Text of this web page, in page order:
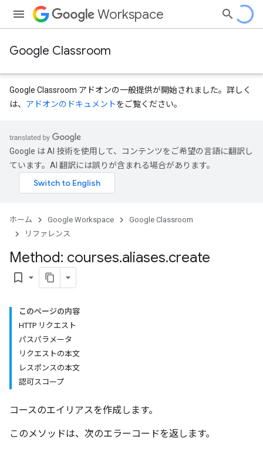
Workspace
Google Classroom
Google Classroom アドオンの一般提供が開始されました。詳しく
は、 アドオンのドキュメントをご覧ください。
Google は AI 技術を使用して、コンテンツをご希望の言語に翻訳し
ています。AI 翻訳には誤りが含まれる場合があります。
ホーム Google Workspace
Google Classroom
リファレンス
Method: courses.aliases.create
bookmark_border
このページの内容
HTTP リクエスト
パスパラメータ
リクエストの本文
レスポンスの本文
認可スコープ
コースのエイリアスを作成します。
このメソッドは、次のエラーコードを返します。